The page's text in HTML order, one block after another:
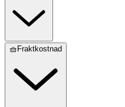
🧺Fraktkostnad